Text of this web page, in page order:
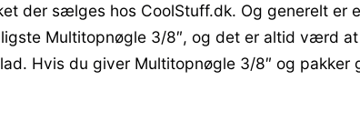
der sælges hos CoolStuff.dk. Og generelt
Multitopnøgle 3/8″, og det er altid værd
Hvis du giver Multitopnøgle 3/8″ og